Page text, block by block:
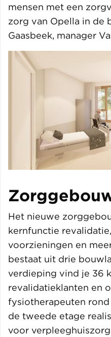
mensen met een
zorg van Opella in de
Gaasbeek, manager
Het nieuwe
kernfunctie
voorzieningen en
bestaat uit drie
verdieping vind je 36
revalidatieklanten en
fysiotherapeuten
de tweede etage
voor